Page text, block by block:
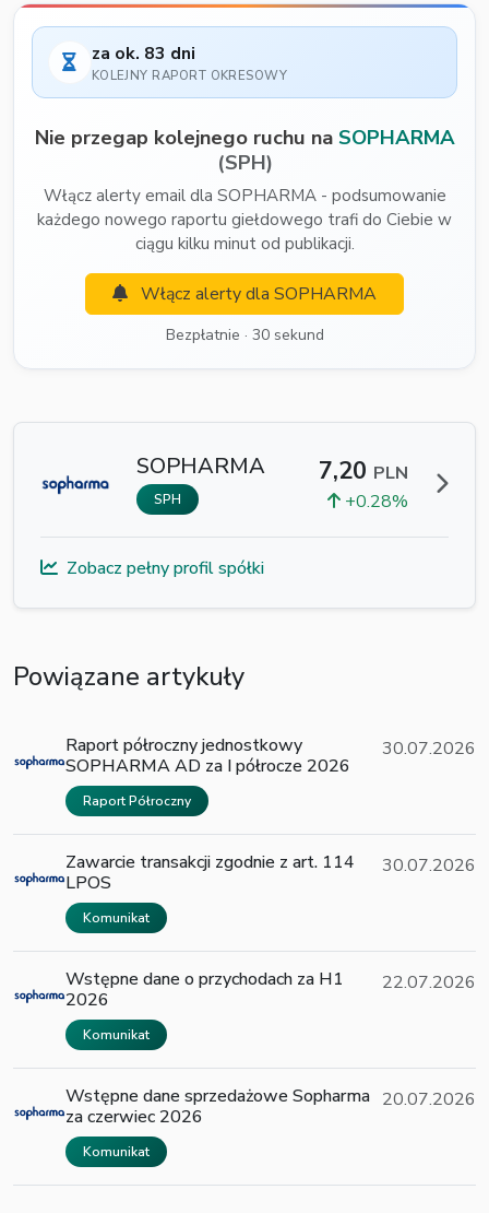
za ok. 83 dni
KOLEJNY RAPORT OKRESOWY
Nie przegap kolejnego ruchu na SOPHARMA
(SPH)
Włącz alerty email dla SOPHARMA - podsumowanie
każdego nowego raportu giełdowego trafi do Ciebie w
ciągu kilku minut od publikacji.
Włącz alerty dla SOPHARMA
Bezpłatnie · 30 sekund
SOPHARMA
SPH
7,20 PLN
+0.28%
Zobacz pełny profil spółki
Powiązane artykuły
Raport półroczny jednostkowy
SOPHARMA AD za I półrocze 2026
Raport Półroczny
30.07.2026
Zawarcie transakcji zgodnie z art. 114
LPOS
Komunikat
30.07.2026
Wstępne dane o przychodach za H1
2026
Komunikat
22.07.2026
Wstępne dane sprzedażowe Sopharma
za czerwiec 2026
Komunikat
20.07.2026